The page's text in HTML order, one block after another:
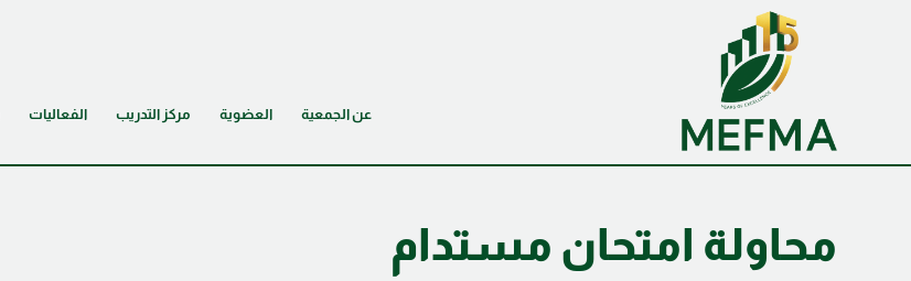
عن الجمعية العضوية مركز التدريب الفعاليات
محاولة امتحان مستدام